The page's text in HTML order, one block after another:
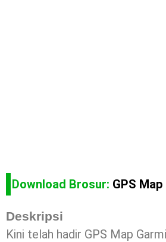
Download Brosur: GPS
Deskripsi
Kini telah hadir GPS Map